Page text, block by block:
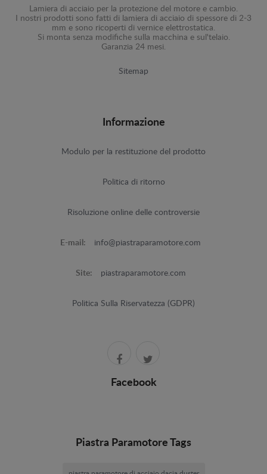
Lamiera di acciaio per la protezione del motore e cambio.
I nostri prodotti sono fatti di lamiera di acciaio di spessore di 2-3
mm e sono ricoperti di vernice elettrostatica.
Si monta senza modifiche sulla macchina e sul'telaio.
Garanzia 24 mesi.
Sitemap
Informazione
Modulo per la restituzione del prodotto
Politica di ritorno
Risoluzione online delle controversie
E-mail: info@piastraparamotore.com
Site: piastraparamotore.com
Politica Sulla Riservatezza (GDPR)
Facebook
Piastra Paramotore Tags